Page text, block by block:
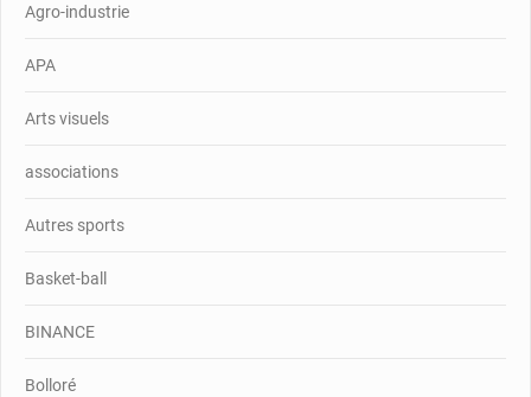
Agro-industrie
APA
Arts visuels
associations
Autres sports
Basket-ball
BINANCE
Bolloré